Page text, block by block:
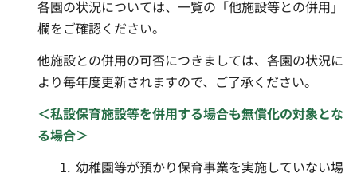
各園の状況については、一覧の「他施設等との併用」
欄をご確認ください。
他施設との併用の可否につきましては、各園の状況に
より毎年度更新されますので、ご了承ください。
＜私設保育施設等を併用する場合も無償化の対象とな
る場合＞
幼稚園等が預かり保育事業を実施していない場